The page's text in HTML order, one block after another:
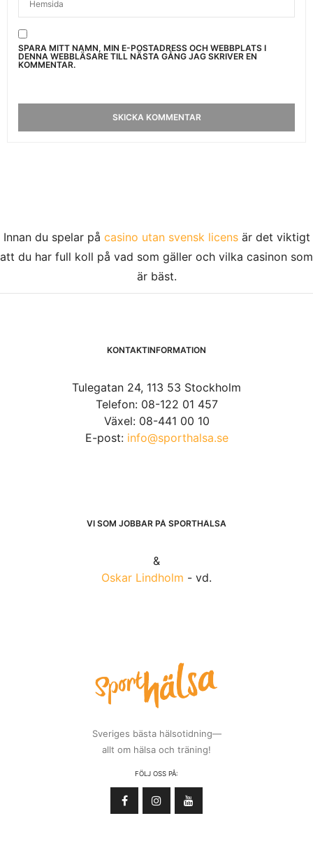
SPARA MITT NAMN, MIN E-POSTADRESS OCH WEBBPLATS I
DENNA WEBBLÄSARE TILL NÄSTA GÅNG JAG SKRIVER EN
KOMMENTAR.
Innan du spelar på casino utan svensk licensär det viktigt
att du har full koll på vad som gäller och vilka casinon som
är bäst.
KONTAKTINFORMATION
Tulegatan 24, 113 53 Stockholm
Telefon: 08-122 01 457
Växel: 08-441 00 10
E-post: info@sporthalsa.se
VI SOM JOBBAR PÅ SPORTHÄLSA
&
Oskar Lindholm - vd.
Sveriges bästa hälsotidning—
allt om hälsa och träning!
FÖLJ OSS PÅ: